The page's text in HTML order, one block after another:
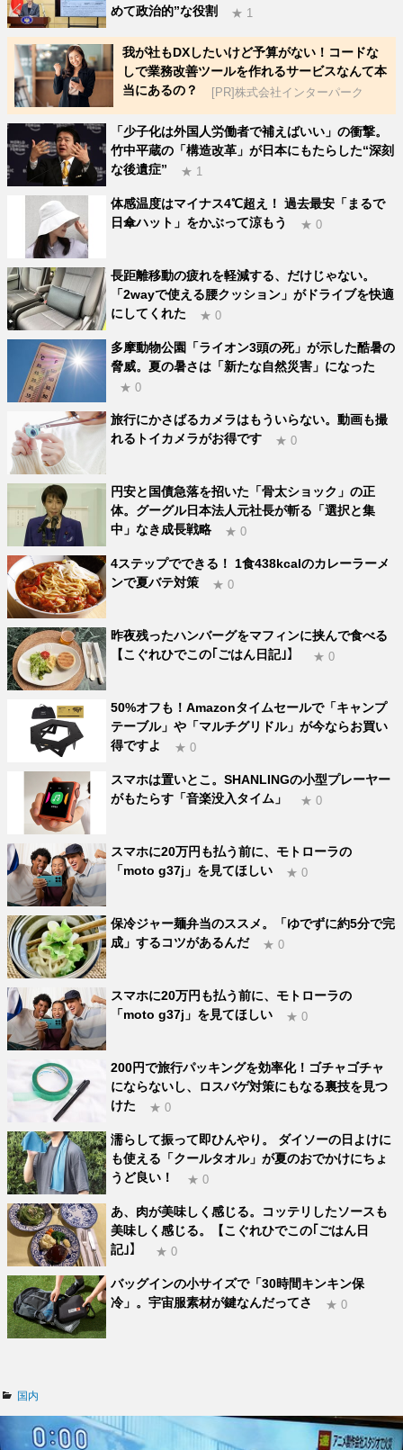
めて政治的”な役割
★ 1
我が社もDXしたいけど予算がない！コードな
しで業務改善ツールを作れるサービスなんて本
当にあるの？
[PR]株式会社インターパーク
「少子化は外国人労働者で補えばいい」の衝撃。
竹中平蔵の「構造改革」が日本にもたらした“深刻
な後遺症”
★ 1
体感温度はマイナス4℃超え！ 過去最安「まるで
日傘ハット」をかぶって涼もう
★ 0
長距離移動の疲れを軽減する、だけじゃない。
「2wayで使える腰クッション」がドライブを快適
にしてくれた
★ 0
多摩動物公園「ライオン3頭の死」が示した酷暑の
脅威。夏の暑さは「新たな自然災害」になった
★ 0
旅行にかさばるカメラはもういらない。動画も撮
れるトイカメラがお得です
★ 0
円安と国債急落を招いた「骨太ショック」の正
体。グーグル日本法人元社長が斬る「選択と集
中」なき成長戦略
★ 0
4ステップでできる！ 1食438kcalのカレーラーメ
ンで夏バテ対策
★ 0
昨夜残ったハンバーグをマフィンに挟んで食べる
【こぐれひでこの｢ごはん日記｣】
★ 0
50%オフも！Amazonタイムセールで「キャンプ
テーブル」や「マルチグリドル」が今ならお買い
得ですよ
★ 0
スマホは置いとこ。SHANLINGの小型プレーヤー
がもたらす「音楽没入タイム」
★ 0
スマホに20万円も払う前に、モトローラの
「moto g37j」を見てほしい
★ 0
保冷ジャー麺弁当のススメ。「ゆでずに約5分で完
成」するコツがあるんだ
★ 0
スマホに20万円も払う前に、モトローラの
「moto g37j」を見てほしい
★ 0
200円で旅行パッキングを効率化！ゴチャゴチャ
にならないし、ロスバゲ対策にもなる裏技を見つ
けた
★ 0
濡らして振って即ひんやり。 ダイソーの日よけに
も使える「クールタオル」が夏のおでかけにちょ
うど良い！
★ 0
あ、肉が美味しく感じる。コッテリしたソースも
美味しく感じる。【こぐれひでこの｢ごはん日
記｣】
★ 0
バッグインの小サイズで「30時間キンキン保
冷」。宇宙服素材が鍵なんだってさ
★ 0
カ
リ
国内